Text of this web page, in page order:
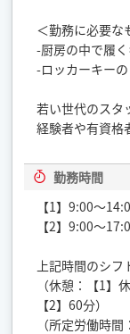
＜勤務に必要な
-厨房の中で履
-ロッカーキーの
若い世代のスタ
経験者や有資格
勤務時間
【1】9:00～
【2】9:00～
上記時間のシフ
（休憩：【1】
【2】60分）
（所定労働時間